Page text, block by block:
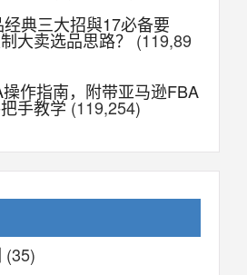
典三大招與17必备要
大卖选品思路？ (119,89
作指南，附带亚马逊FBA
手教学(119,254)
(35)